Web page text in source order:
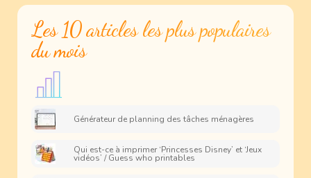
Les 10 articles les plus populaires
du mois
Générateur de planning des tâches ménagères
Qui est-ce à imprimer ‘Princesses Disney’ et ‘Jeux
vidéos’ / Guess who printables